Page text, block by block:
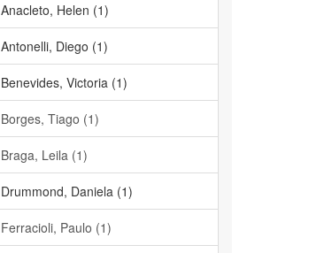
Anacleto, Helen (1)
Antonelli, Diego (1)
Benevides, Victoria (1)
Borges, Tiago (1)
Braga, Leila (1)
Drummond, Daniela (1)
Ferracioli, Paulo (1)